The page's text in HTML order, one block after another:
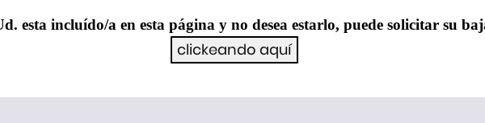
esta incluído/a en esta página y no desea estarlo, puede solicitar su